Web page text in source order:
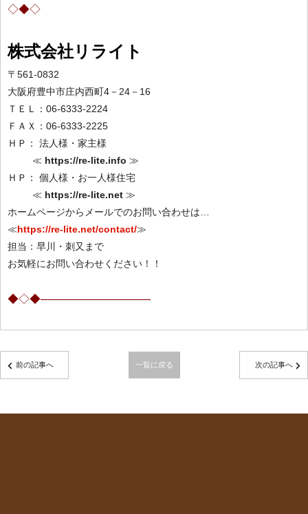
◇◆◇
株式会社リライト
〒561-0832
大阪府豊中市庄内西町4－24－16
ＴＥＬ：06-6333-2224
ＦＡＸ：06-6333-2225
ＨＰ： 法人様・家主様
≪ https://re-lite.info ≫
ＨＰ： 個人様・お一人様住宅
≪ https://re-lite.net ≫
ホームページからメールでのお問い合わせは…
≪https://re-lite.net/contact/≫
担当：早川・刺又まで
お気軽にお問い合わせください！！
◆◇◆——————————
前の記事へ 一覧に戻る 次の記事へ